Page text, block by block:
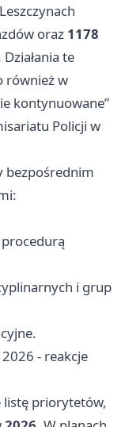
oraz 1178
te
również w
kontynuowane”
Policji w
bezpośrednim
i grup
- reakcje
listę priorytetów,